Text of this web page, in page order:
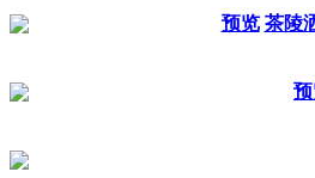
预览 茶陵